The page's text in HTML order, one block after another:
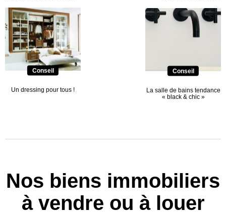
Conseil
Un dressing pour tous !
Conseil
La salle de bains tendance
« black & chic »
Nos biens immobiliers
à vendre ou à louer